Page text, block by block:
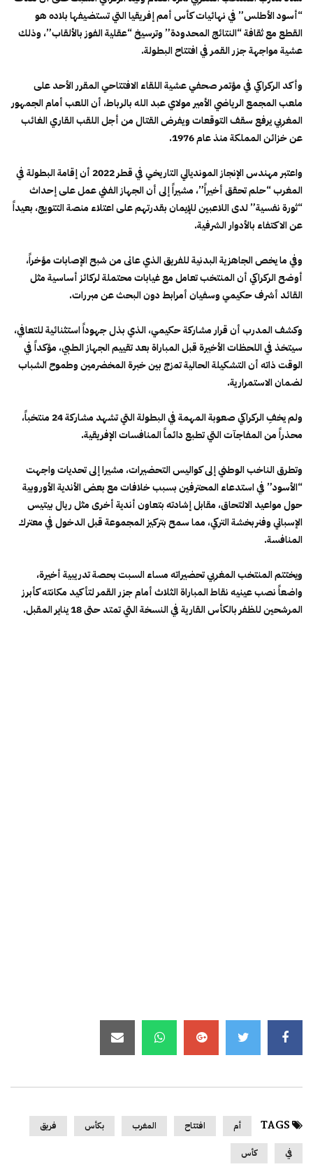
“أسود الأطلس” في نهائيات كأس أمم إفريقيا التي تستضيفها بلاده هو
القطع مع ثقافة “النتائج المحدودة” وترسيخ “عقلية الفوز بالألقاب”، وذلك
عشية مواجهة جزر القمر في افتتاح البطولة.
و​أكد الركراكي في مؤتمر صحفي عشية اللقاء الافتتاحي المقرر الأحد على
ملعب المجمع الرياضي الأمير مولاي عبد الله بالرباط، أن اللعب أمام الجمهور
المغربي يرفع سقف التوقعات ويفرض القتال من أجل اللقب القاري الغائب
عن خزائن المملكة منذ عام 1976.
واعتبر مهندس الإنجاز المونديالي التاريخي في قطر 2022 أن إقامة البطولة في
المغرب “حلم تحقق أخيراً”، مشيراً إلى أن الجهاز الفني عمل على إحداث
“ثورة نفسية” لدى اللاعبين للإيمان بقدرتهم على اعتلاء منصة التتويج، بعيداً
عن الاكتفاء بالأدوار الشرفية.
​وفي ما يخص الجاهزية البدنية للفريق الذي عانى من شبح الإصابات مؤخراً،
أوضح الركراكي أن المنتخب تعامل مع غيابات محتملة لركائز أساسية مثل
القائد أشرف حكيمي وسفيان أمرابط دون البحث عن مبررات.
وكشف المدرب أن قرار مشاركة حكيمي، الذي بذل جهوداً استثنائية للتعافي،
سيتخذ في اللحظات الأخيرة قبل المباراة بعد تقييم الجهاز الطبي، مؤكداً في
الوقت ذاته أن التشكيلة الحالية تمزج بين خبرة المخضرمين وطموح الشباب
لضمان الاستمرارية.
​ولم يخفِ الركراكي صعوبة المهمة في البطولة التي تشهد مشاركة 24 منتخباً،
محذراً من المفاجآت التي تطبع دائماً المنافسات الإفريقية.
وتطرق الناخب الوطني إلى كواليس التحضيرات، مشيرا إلى تحديات واجهت
“الأسود” في استدعاء المحترفين بسبب خلافات مع بعض الأندية الأوروبية
حول مواعيد الالتحاق، مقابل إشادته بتعاون أندية أخرى مثل ريال بيتيس
الإسباني وفنربخشة التركي، مما سمح بتركيز المجموعة قبل الدخول في معترك
المنافسة.
و​يختتم المنتخب المغربي تحضيراته مساء السبت بحصة تدريبية أخيرة،
واضعاً نصب عينيه نقاط المباراة الثلاث أمام جزر القمر لتأكيد مكانته كأبرز
المرشحين للظفر بالكأس القارية في النسخة التي تمتد حتى 18 يناير المقبل.
TAGS أم افتتاح المغرب بكأس فريق
في كأس